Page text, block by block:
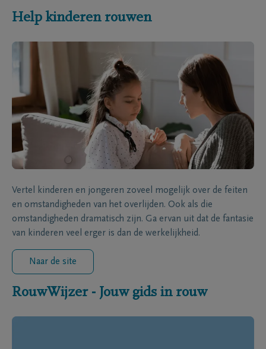
Help kinderen rouwen
Vertel kinderen en jongeren zoveel mogelijk over de feiten
en omstandigheden van het overlijden. Ook als die
omstandigheden dramatisch zijn. Ga ervan uit dat de fantasie
van kinderen veel erger is dan de werkelijkheid.
Naar de site
RouwWijzer - Jouw gids in rouw